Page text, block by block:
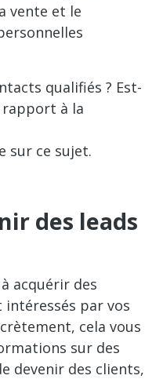
vente et le
qualifiés ? Est-
à la
sur ce sujet.
des leads
acquérir des
par vos
cela vous
sur des
devenir des clients,